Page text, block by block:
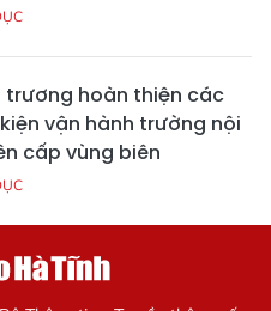
trương hoàn thiện các
vận hành trường nội
cấp vùng biên